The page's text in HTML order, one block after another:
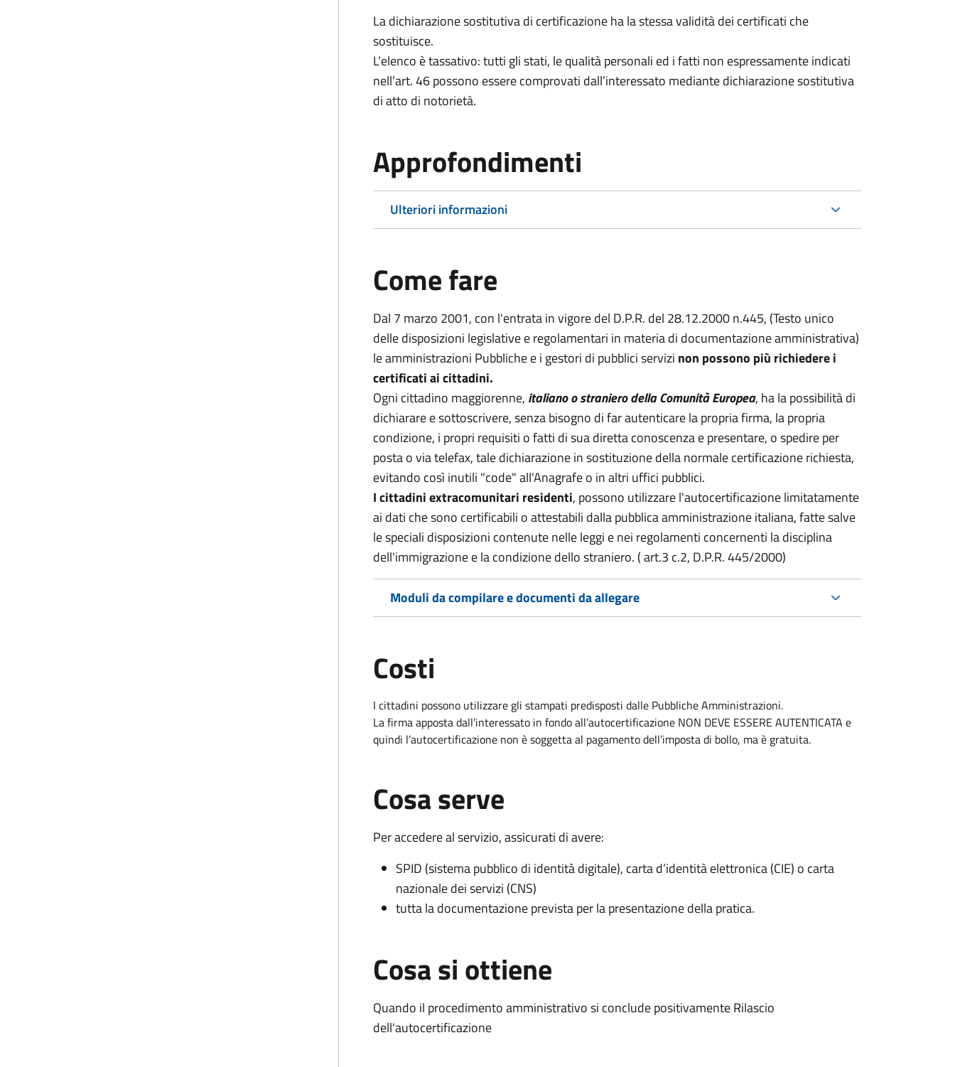
La dichiarazione sostitutiva di certificazione ha la stessa validità dei certificati che
sostituisce.
L’elenco è tassativo: tutti gli stati, le qualità personali ed i fatti non espressamente indicati
nell’art. 46 possono essere comprovati dall’interessato mediante dichiarazione sostitutiva
di atto di notorietà.
Approfondimenti
Ulteriori informazioni
Come fare
Dal 7 marzo 2001, con l'entrata in vigore del D.P.R. del 28.12.2000 n.445, (Testo unico
delle disposizioni legislative e regolamentari in materia di documentazione amministrativa)
le amministrazioni Pubbliche e i gestori di pubblici servizi non possono più richiedere i
certificati ai cittadini.
Ogni cittadino maggiorenne, italiano o straniero della Comunità Europea, ha la possibilità di
dichiarare e sottoscrivere, senza bisogno di far autenticare la propria firma, la propria
condizione, i propri requisiti o fatti di sua diretta conoscenza e presentare, o spedire per
posta o via telefax, tale dichiarazione in sostituzione della normale certificazione richiesta,
evitando così inutili "code" all'Anagrafe o in altri uffici pubblici.
I cittadini extracomunitari residenti, possono utilizzare l'autocertificazione limitatamente
ai dati che sono certificabili o attestabili dalla pubblica amministrazione italiana, fatte salve
le speciali disposizioni contenute nelle leggi e nei regolamenti concernenti la disciplina
dell'immigrazione e la condizione dello straniero. ( art.3 c.2, D.P.R. 445/2000)
Moduli da compilare e documenti da allegare
Costi
I cittadini possono utilizzare gli stampati predisposti dalle Pubbliche Amministrazioni.
La firma apposta dall’interessato in fondo all’autocertificazione NON DEVE ESSERE AUTENTICATA e
quindi l’autocertificazione non è soggetta al pagamento dell’imposta di bollo, ma è gratuita.
Cosa serve
Per accedere al servizio, assicurati di avere:
SPID (sistema pubblico di identità digitale), carta d’identità elettronica (CIE) o carta
nazionale dei servizi (CNS)
tutta la documentazione prevista per la presentazione della pratica.
Cosa si ottiene
Quando il procedimento amministrativo si conclude positivamente Rilascio
dell'autocertificazione